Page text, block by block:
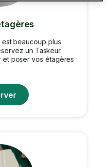
beaucoup plus
un Taskeur
et poser vos étagères